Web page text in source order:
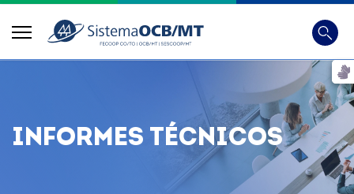
Busca
Digite
INFORMES TÉCNICOS